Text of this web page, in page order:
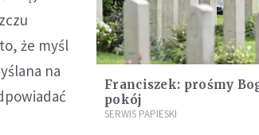
że myśl
na
Franciszek: prośmy
pokój
SERWIS PAPIESKI